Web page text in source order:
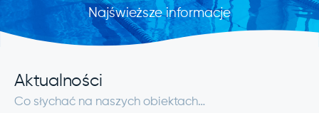
Najświeższe informacje
Aktualności
Co słychać na naszych obiektach…